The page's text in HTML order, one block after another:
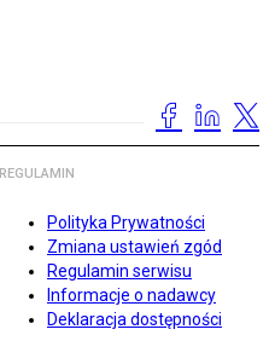
REGULAMIN
Polityka Prywatności
Zmiana ustawień zgód
Regulamin serwisu
Informacje o nadawcy
Deklaracja dostępności